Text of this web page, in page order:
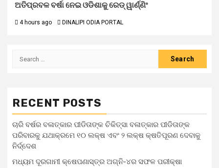
ଅତିପ୍ରବଳ ବର୍ଷା ନେଇ ଓଡିଶାକୁ ରେଡ୍ ୱାର୍ଣ୍ଣିଂ
4 hours ago DINALIPI ODIA PORTAL
RECENT POSTS
ଚାରି ବର୍ଷର ବଳାତ୍କାର ପୀଡିତାଙ୍କ ଚିକିତ୍ସା ବଳାତ୍କାର ପୀଡିତାଙ୍କ
ପରିବାରକୁ ଯଥାକ୍ରମେ ୧୦ ଲକ୍ଷ ଏବଂ ୨ ଲକ୍ଷ କ୍ଷତିପୂରଣ ଦେବାକୁ
ନିର୍ଦ୍ଦେଶ
ମଧ୍ୟମ ଦୂରଗାମୀ କ୍ଷେପଣାସ୍ତ୍ର ଅଗ୍ନି-୪ର ସଫଳ ପରୀକ୍ଷା